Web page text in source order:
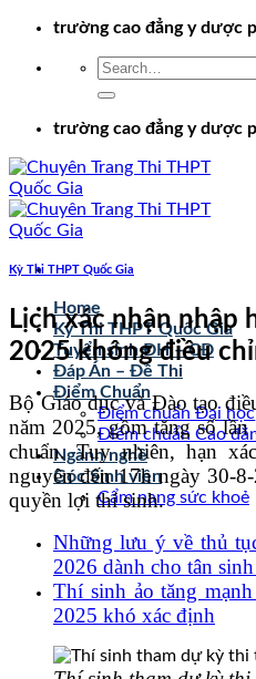
Chuyểntrường cao đẳng y dược
trường cao đẳng y dược
Home
Kỳ Thi THPT Quốc Gia
Tuyển sinh ĐH – CĐ
Đáp Án – Đề Thi
Điểm Chuẩn
Điểm chuẩn Đại học
Điểm chuẩn Cao
Ngành nghề
Góc Sinh viên
Cẩm nang sức khoẻ
Kỳ Thi THPT Quốc Gia
Lịch xác nhận nhập
2025 không điều
Bộ Giáo dục và Đào tạo
năm 2025, gồm tăng số
chuẩn. Tuy nhiên, hạn
nguyên đến 17h ngày 30-
quyền lợi thí sinh.
Những lưu ý về thủ
2026 dành cho tân
Thí sinh ảo tăng
2025 khó xác định